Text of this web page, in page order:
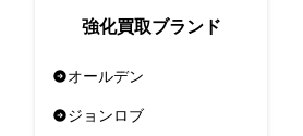
強化買取ブランド
オールデン
ジョンロブ